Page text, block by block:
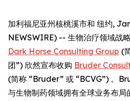
加利福尼亚州核桃溪市和 纽约,
NEWSWIRE) -- 生物治疗领域战
Dark Horse Consulting Group (
团”) 欣然宣布收购 Bruder
(简称 “Bruder” 或 “BCVG”) 。
与生物制药领域拥有全球业务布